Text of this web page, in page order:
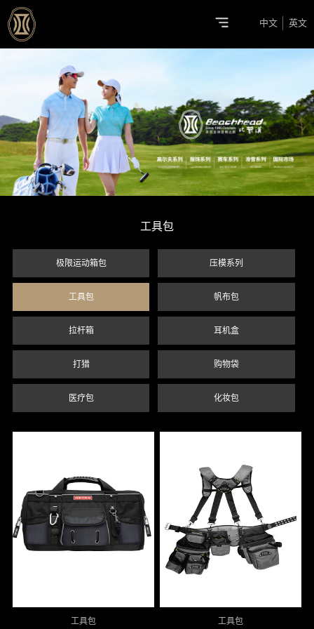
中文 英文
工具包
极限运动箱包 压模系列
工具包 帆布包
拉杆箱 耳机盒
打猎 购物袋
医疗包 化妆包
工具包 工具包